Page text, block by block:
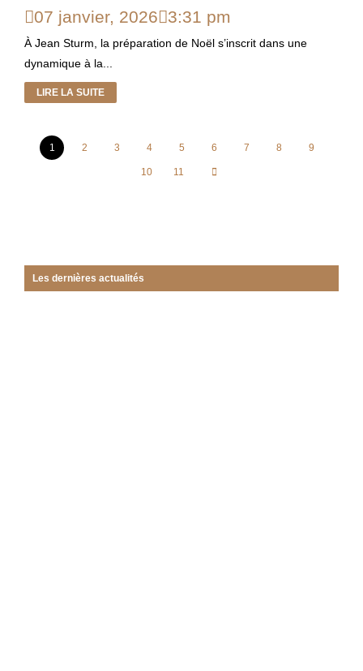
07 janvier, 2026 3:31 pm
À Jean Sturm, la préparation de Noël s’inscrit dans une
dynamique à la...
LIRE LA SUITE
1 2 3 4 5 6 7 8 9
10 11
Les dernières actualités